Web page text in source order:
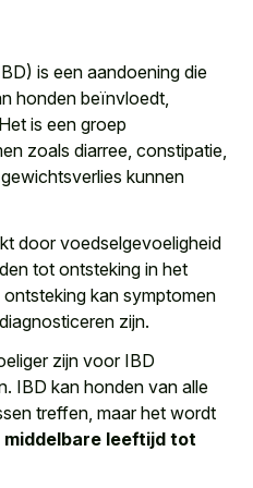
is een aandoening die
honden beïnvloedt,
is een groep
zoals diarree, constipatie,
kunnen
door voedselgevoeligheid
tot ontsteking in het
kan symptomen
zijn.
zijn voor IBD
IBD kan honden van alle
treffen, maar het wordt
middelbare leeftijd tot